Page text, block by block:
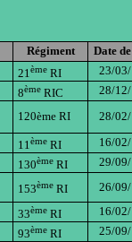
Régiment
Date
21 èmeRI
23/
8èmeRIC
28/
120ème RI
28/
11 èmeRI
16/
130èmeRI
29/
153èmeRI
26/
33èmeRI
16/
93èmeRI
25/